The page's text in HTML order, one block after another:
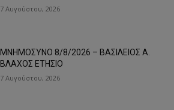
7 Αυγούστου, 2026
ΜΝΗΜΟΣΥΝΟ 8/8/2026 – ΒΑΣΙΛΕΙΟΣ Α.
ΒΛΑΧΟΣ ΕΤΗΣΙΟ
7 Αυγούστου, 2026